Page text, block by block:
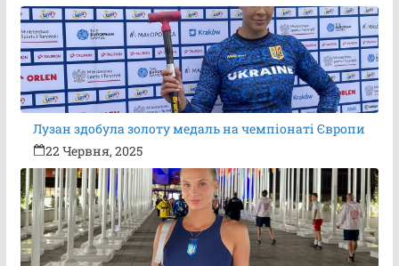
Лузан здобула золоту медаль на чемпіонаті Європи
22 Червня, 2025